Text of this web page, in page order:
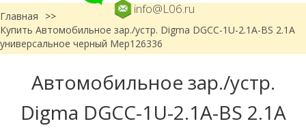
info@L06.ru
Главная
>>
Купить Автомобильное зар./устр. Digma DGCC-1U-2.1A-BS 2.1A
универсальное черный Мер126336
Автомобильное зар./устр.
Digma DGCC-1U-2.1A-BS 2.1A